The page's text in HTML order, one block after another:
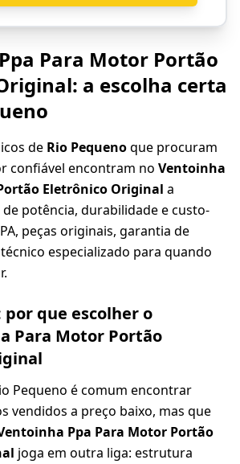
Para Motor Portão
a escolha certa
de Rio Pequenoque procuram
confiável encontram no Ventoinha
Eletrônico Original a
potência, durabilidade e custo-
peças originais, garantia de
especializado para quando
que escolher o
Para Motor Portão
Pequeno é comum encontrar
vendidos a preço baixo, mas que
Ppa Para Motor Portão
joga em outra liga: estrutura